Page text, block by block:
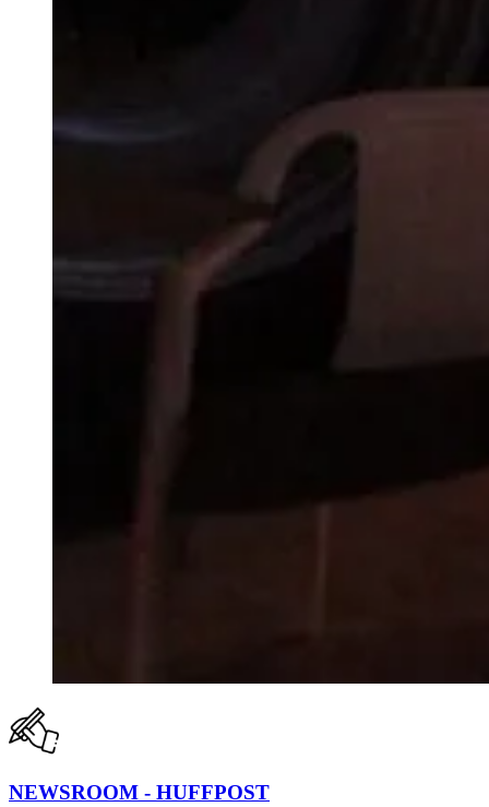
NEWSROOM - HUFFPOST